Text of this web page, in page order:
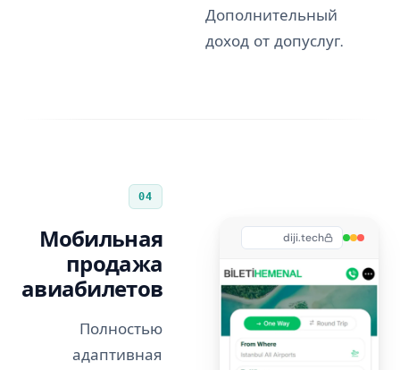
Дополнительный
доход от допуслуг.
diji.tech
04
Мобильная
продажа
авиабилетов
Полностью
адаптивная